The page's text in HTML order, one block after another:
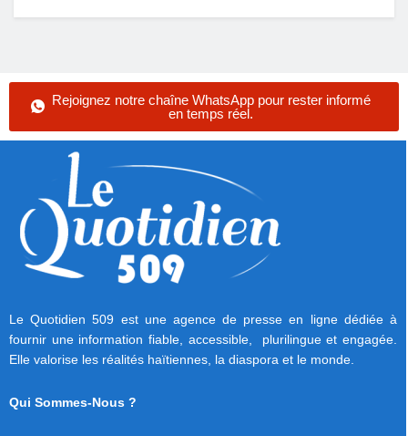
Rejoignez notre chaîne WhatsApp pour rester informé
en temps réel.
Le Quotidien 509 est une agence de presse en ligne dédiée à
fournir une information fiable, accessible, plurilingue et engagée.
Elle valorise les réalités haïtiennes, la diaspora et le monde.
Qui Sommes-Nous ?